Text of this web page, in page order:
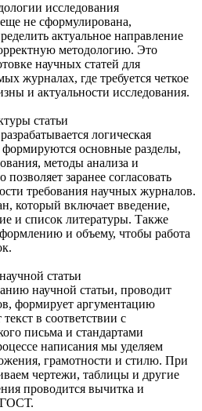
исследования
не сформулирована,
актуальное направление
методологию. Это
научных статей для
журналах, где требуется четкое
и актуальности исследования.
статьи
логическая
формируются основные разделы,
методы анализа и
заранее согласовать
требования научных журналов.
который включает введение,
и список литературы. Также
и объему, чтобы работа
статьи
научной статьи, проводит
формирует аргументацию
в соответствии с
письма и стандартами
написания мы уделяем
грамотности и стилю. При
чертежи, таблицы и другие
проводится вычитка и
ГОСТ.